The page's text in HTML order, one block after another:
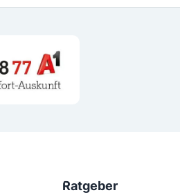
Ratgeber